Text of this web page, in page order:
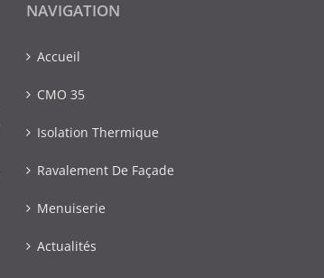
NAVIGATION
Accueil
CMO 35
Isolation Thermique
Ravalement De Façade
Menuiserie
Actualités